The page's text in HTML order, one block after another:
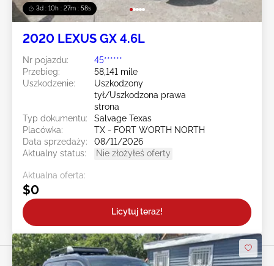
3d : 10h : 27m : 55s
2020 LEXUS GX 4.6L
Nr pojazdu:
45******
Przebieg:
58,141 mile
Uszkodzenie:
Uszkodzony
tył/Uszkodzona prawa
strona
Typ dokumentu:
Salvage Texas
Placówka:
TX - FORT WORTH NORTH
Data sprzedaży:
08/11/2026
Aktualny status:
Nie złożyłeś oferty
Aktualna oferta:
$0
Licytuj teraz!